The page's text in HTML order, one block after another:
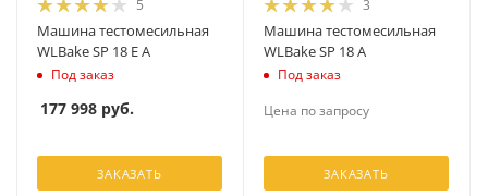
5
Машина тестомесильная
WLBake SP 18 E A
Под заказ
177 998 руб.
ЗАКАЗАТЬ
3
Машина тестомесильная
WLBake SP 18 A
Под заказ
Цена по запросу
ЗАКАЗАТЬ